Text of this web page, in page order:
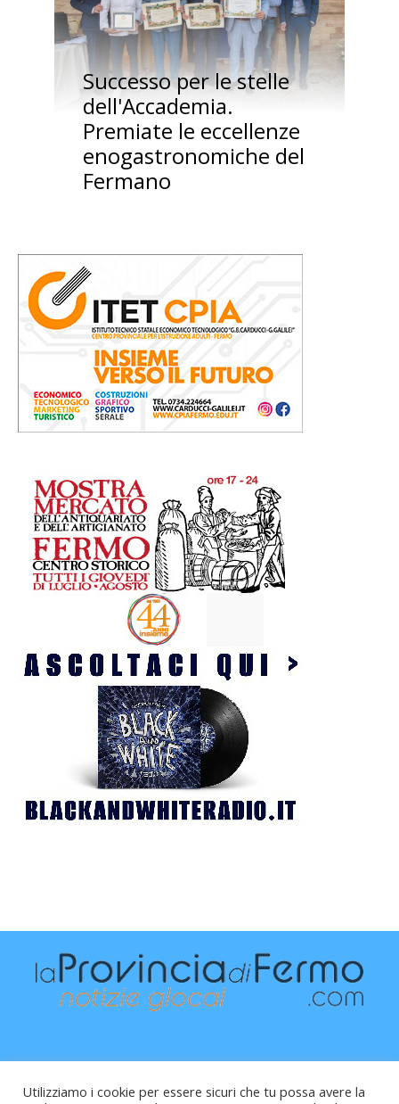
Successo per le stelle
dell'Accademia.
Premiate le eccellenze
enogastronomiche del
Fermano
Utilizziamo i cookie per essere sicuri che tu possa avere la